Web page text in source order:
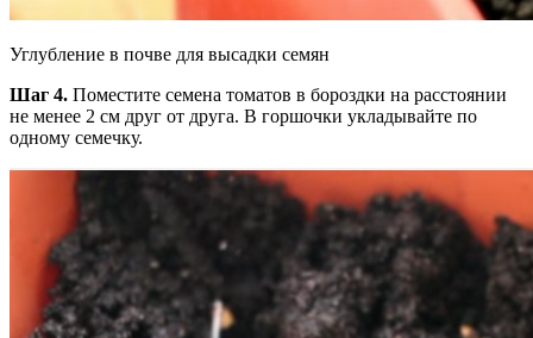
Углубление в почве для высадки семян
Шаг 4. Поместите семена томатов в бороздки на расстоянии
не менее 2 см друг от друга. В горшочки укладывайте по
одному семечку.